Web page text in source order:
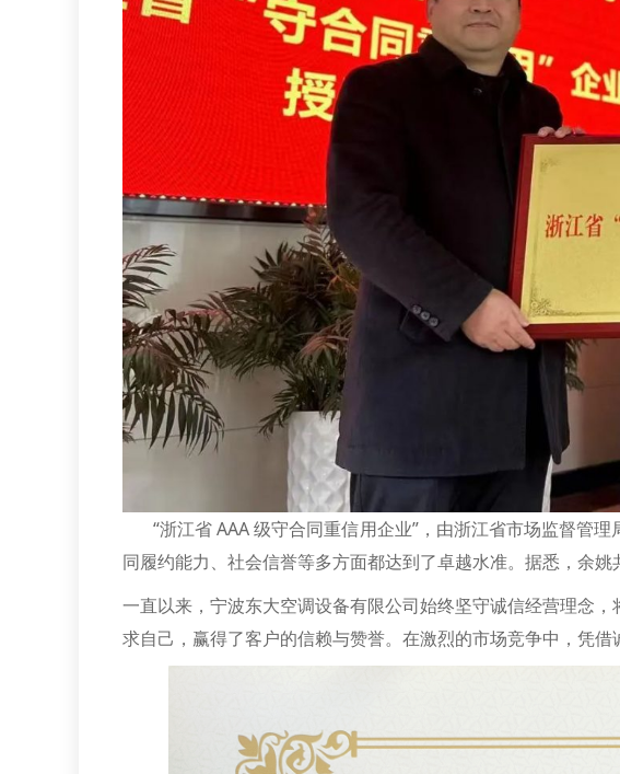
“浙江省 AAA 级守合同重信用企业”，由浙江省市场监督管
同履约能力、社会信誉等多方面都达到了卓越水准。据悉，余姚
一直以来，宁波东大空调设备有限公司始终坚守诚信经营理念
求自己，赢得了客户的信赖与赞誉。在激烈的市场竞争中，凭